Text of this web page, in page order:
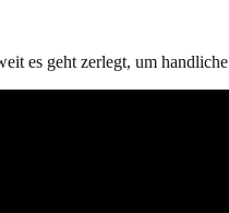
es geht zerlegt, um